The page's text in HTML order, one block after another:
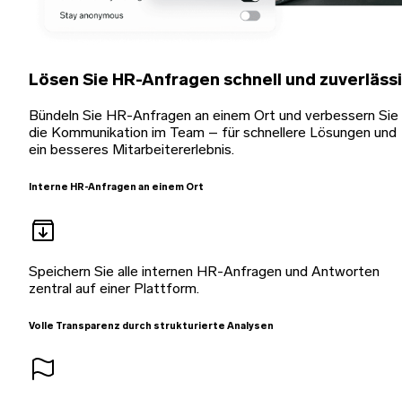
Lösen Sie HR-Anfragen schnell und
Bündeln Sie HR-Anfragen an einem Ort und verbessern Sie
die Kommunikation im Team – für schnellere Lösungen und
ein besseres Mitarbeitererlebnis.
Interne HR-Anfragen an einem Ort
Speichern Sie alle internen HR-Anfragen und Antworten
zentral auf einer Plattform.
Volle Transparenz durch strukturierte Analysen